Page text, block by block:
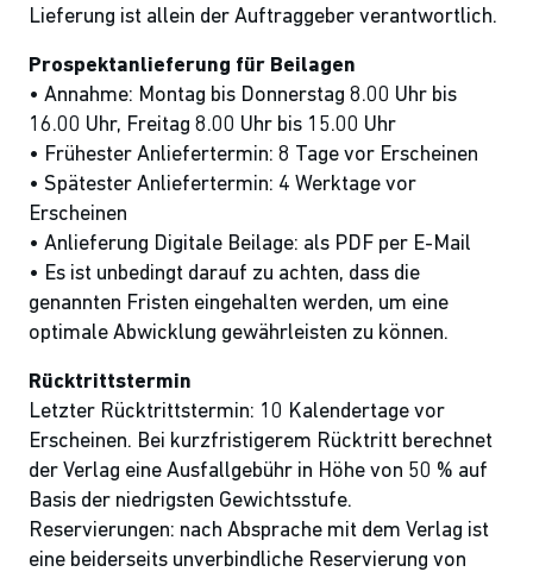
Lieferung ist allein der Auftraggeber verantwortlich.
Prospektanlieferung für Beilagen
• Annahme: Montag bis Donnerstag 8.00 Uhr bis
16.00 Uhr, Freitag 8.00 Uhr bis 15.00 Uhr
• Frühester Anliefertermin: 8 Tage vor Erscheinen
• Spätester Anliefertermin: 4 Werktage vor
Erscheinen
• Anlieferung Digitale Beilage: als PDF per E-Mail
• Es ist unbedingt darauf zu achten, dass die
genannten Fristen eingehalten werden, um eine
optimale Abwicklung gewährleisten zu können.
Rücktrittstermin
Letzter Rücktrittstermin: 10 Kalendertage vor
Erscheinen. Bei kurzfristigerem Rücktritt berechnet
der Verlag eine Ausfallgebühr in Höhe von 50 % auf
Basis der niedrigsten Gewichtsstufe.
Reservierungen: nach Absprache mit dem Verlag ist
eine beiderseits unverbindliche Reservierung von